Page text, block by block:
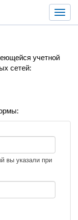
учетной
сетей:
вы указали при